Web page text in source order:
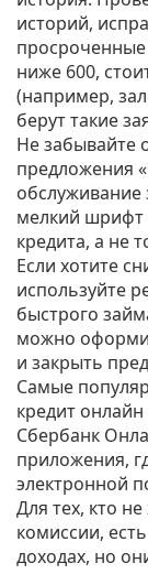
историй,
просроченные
ниже 600,
(например,
берут такие
Не забывайте
предложения
обслуживание
мелкий шрифт
кредита, а не
Если хотите
используйте
быстрого
можно
и закрыть
Самые
кредит
Сбербанк
приложения,
электронной
Для тех, кто
комиссии,
доходах, но